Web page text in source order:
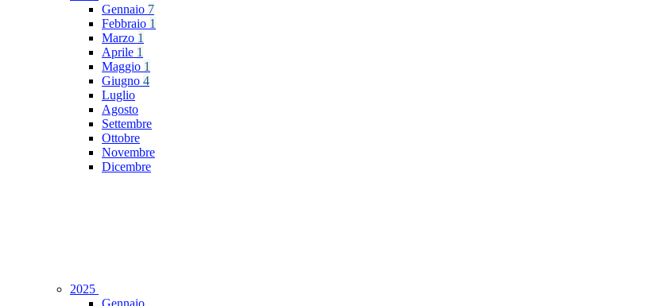
Gennaio 7
Febbraio 1
Marzo 1
Aprile 1
Maggio 1
Giugno 4
Luglio
Agosto
Settembre
Ottobre
Novembre
Dicembre
2025